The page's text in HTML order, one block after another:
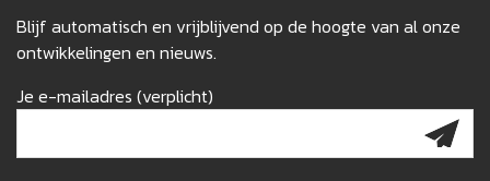
Blijf automatisch en vrijblijvend op de hoogte van al onze
ontwikkelingen en nieuws.
Je e-mailadres (verplicht)